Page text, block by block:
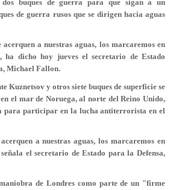
buques de guerra para que sigan a un
de guerra rusos que se dirigen hacia aguas
acerquen a nuestras aguas, los marcaremos en
ha dicho hoy jueves el secretario de Estado
Michael Fallon.
Kuznetsov y otros siete buques de superficie se
el mar de Noruega, al norte del Reino Unido,
para participar en la lucha antiterrorista en el
a nuestras aguas, los marcaremos en
el secretario de Estado para la Defensa,
de Londres como parte de un "firme